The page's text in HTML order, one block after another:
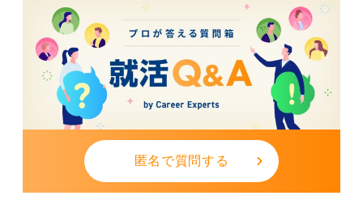
匿名で質問する